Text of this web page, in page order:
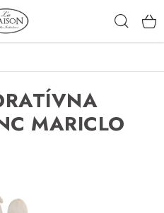
MARICLO